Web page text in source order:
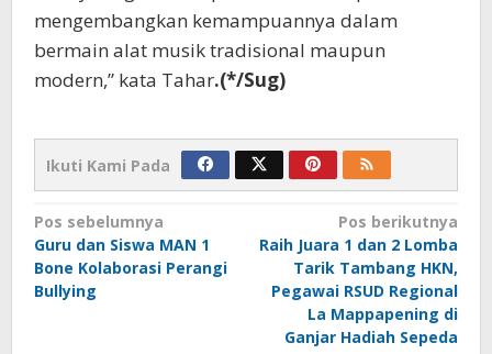
mengembangkan kemampuannya dalam
bermain alat musik tradisional maupun
modern,” kata Tahar.(*/Sug)
Ikuti Kami Pada
Navigasi
pos
Pos sebelumnya
Guru dan Siswa MAN 1
Bone Kolaborasi Perangi
Bullying
Pos berikutnya
Raih Juara 1 dan 2 Lomba
Tarik Tambang HKN,
Pegawai RSUD Regional
La Mappapening di
Ganjar Hadiah Sepeda